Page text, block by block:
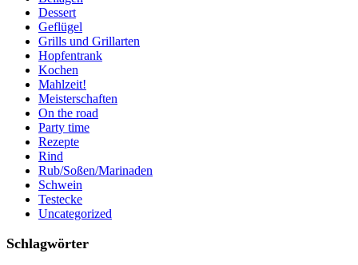
Dessert
Geflügel
Grills und Grillarten
Hopfentrank
Kochen
Mahlzeit!
Meisterschaften
On the road
Party time
Rezepte
Rind
Rub/Soßen/Marinaden
Schwein
Testecke
Uncategorized
Schlagwörter